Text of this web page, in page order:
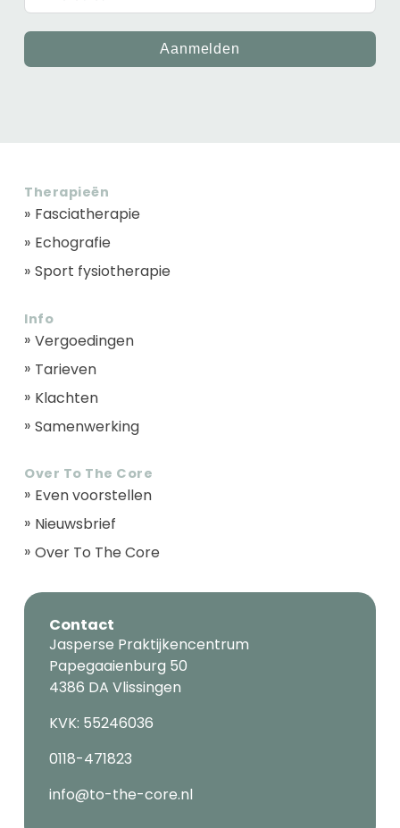
Aanmelden
Therapieën
Fasciatherapie
Echografie
Sport fysiotherapie
Info
Vergoedingen
Tarieven
Klachten
Samenwerking
Over To The Core
Even voorstellen
Nieuwsbrief
Over To The Core
Contact
Jasperse Praktijkencentrum
Papegaaienburg 50
4386 DA Vlissingen
KVK: 55246036
0118-471823
info@to-the-core.nl